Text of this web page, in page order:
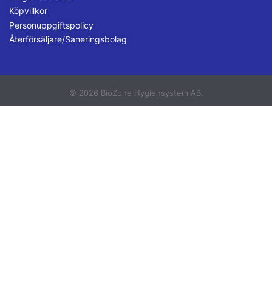
Köpvillkor
Personuppgiftspolicy
Återförsäljare/Saneringsbolag
© 2026 BioZone Hygiensystem AB.